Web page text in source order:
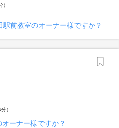
前教室のオーナー様ですか？
）
ーナー様ですか？